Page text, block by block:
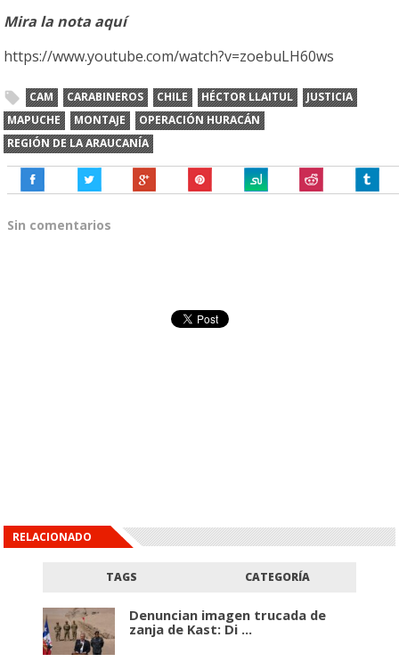
Mira la nota aquí
https://www.youtube.com/watch?v=zoebuLH60ws
CAM CARABINEROS CHILE HÉCTOR LLAITUL
JUSTICIA
MAPUCHE
MONTAJE
OPERACIÓN HURACÁN
REGIÓN DE LA ARAUCANÍA
Sin comentarios
RELACIONADO
TAGS CATEGORÍA
Denuncian imagen trucada de
zanja de Kast: Di ...